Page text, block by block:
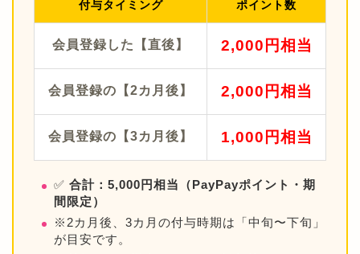
付与タイミング ポイント数
会員登録した【直後】 2,000円相当
会員登録の【2カ月後】 2,000円相当
会員登録の【3カ月後】 1,000円相当
✅ 合計：5,000円相当（PayPayポイント・期
間限定）
※2カ月後、3カ月の付与時期は「中旬〜下旬」
が目安です。